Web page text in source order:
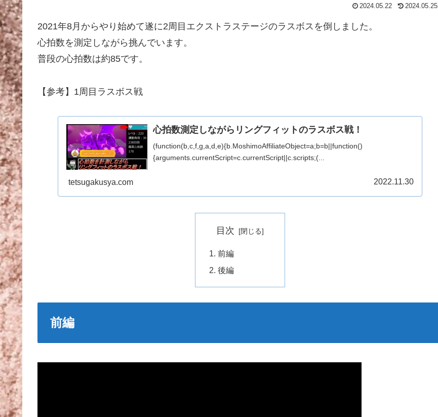
2024.05.22 2024.05.25
2021年8月からやり始めて遂に2周目エクストラステージのラスボスを倒しました。
心拍数を測定しながら挑んでいます。
普段の心拍数は約85です。
【参考】1周目ラスボス戦
心拍数測定しながらリングフィットのラスボス戦！
(function(b,c,f,g,a,d,e){b.MoshimoAffiliateObject=a;b=b||function()
{arguments.currentScript=c.currentScript||c.scripts;(...
tetsugakusya.com 2022.11.30
目次
前編
後編
前編